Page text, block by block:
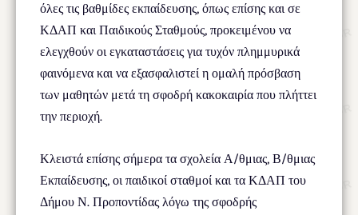
όλες τις βαθμίδες εκπαίδευσης, όπως επίσης και σε
ΚΔΑΠ και Παιδικούς Σταθμούς, προκειμένου να
ελεγχθούν οι εγκαταστάσεις για τυχόν πλημμυρικά
φαινόμενα και να εξασφαλιστεί η ομαλή πρόσβαση
των μαθητών μετά τη σφοδρή κακοκαιρία που πλήττει
την περιοχή.
Κλειστά επίσης σήμερα τα σχολεία Α/θμιας, Β/θμιας
Εκπαίδευσης, οι παιδικοί σταθμοί και τα ΚΔΑΠ του
Δήμου Ν. Προποντίδας λόγω της σφοδρής